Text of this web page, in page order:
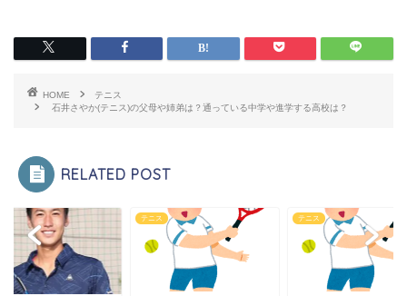
HOME
テニス
石井さやか(テニス)の父母や姉弟は？通っている中学や進学する高校は？
RELATED POST
テニス テニス